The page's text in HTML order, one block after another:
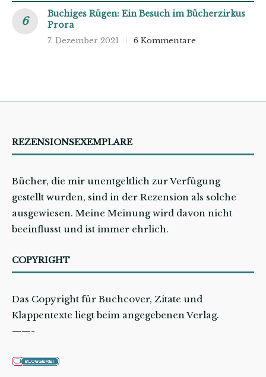
Buchiges Rügen: Ein Besuch im Bücherzirkus
Prora
7. Dezember 2021 6 Kommentare
REZENSIONSEXEMPLARE
Bücher, die mir unentgeltlich zur Verfügung
gestellt wurden, sind in der Rezension als solche
ausgewiesen. Meine Meinung wird davon nicht
beeinflusst und ist immer ehrlich.
COPYRIGHT
Das Copyright für Buchcover, Zitate und
Klappentexte liegt beim angegebenen Verlag.
——-